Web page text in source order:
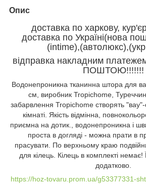
Опис
доставка по харкову,
доставка по Україні(нова
відправка накладним
ПОШТОЮ!!!!!!!
Водонепроникна тканинна штора для
см, виробник Tropichome,
забарвлення Tropichome створять
кімнаті. Якість відмінна,
приємна на дотик., водонепроникна і
проста в догляді - можна прати в
прасувати. По верхньому краю
для кілець. Кілець в комплекті
додатково.
https://hoz-tovaru.prom.ua/g53377331-